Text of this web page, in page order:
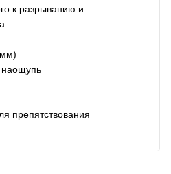
к разрыванию и
наощупь
препятствования